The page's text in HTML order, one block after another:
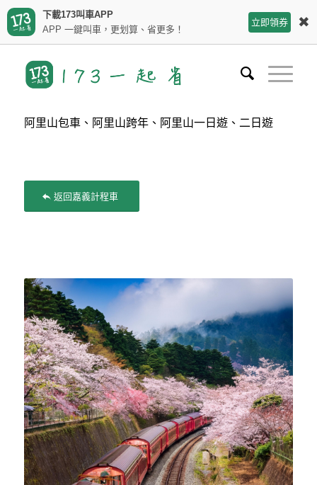
下載173叫車APP
APP 一鍵叫車，更划算、省更多！
立即領券 ✖
阿里山包車、阿里山跨年、阿里山一日遊、二日遊
返回嘉義計程車